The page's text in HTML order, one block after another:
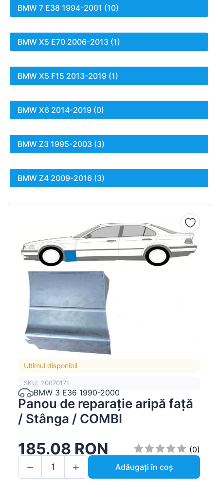
BMW 7 E38 1994-2001 (10)
BMW X5 E70 2006-2013 (1)
BMW X5 F15 2013-2019 (1)
BMW X6 2014-2019 (0)
BMW Z3 1995-2003 (3)
BMW Z4 2009-2016 (3)
Ultimul disponibil
SKU: 20070171
BMW 3 E36 1990-2000
Panou de reparație aripă față
/ Stânga / COMBI
185.08 RON
(0)
Adăugați în coș